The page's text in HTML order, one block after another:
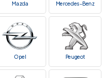
Mazda Mercedes-Benz
Opel Peugeot